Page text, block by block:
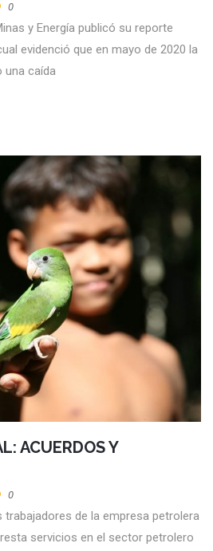
0
y Energía publicó su reporte
evidenció que en mayo de 2020 la
una caída
ACUERDOS Y
0
trabajadores de la empresa petrolera
servicios en el sector petrolero